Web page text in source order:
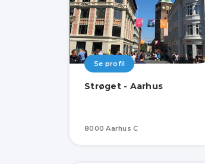
Se profil
Strøget - Aarhus
8000 Aarhus C